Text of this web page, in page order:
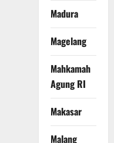
Madura
Magelang
Mahkamah
Agung RI
Makasar
Malang